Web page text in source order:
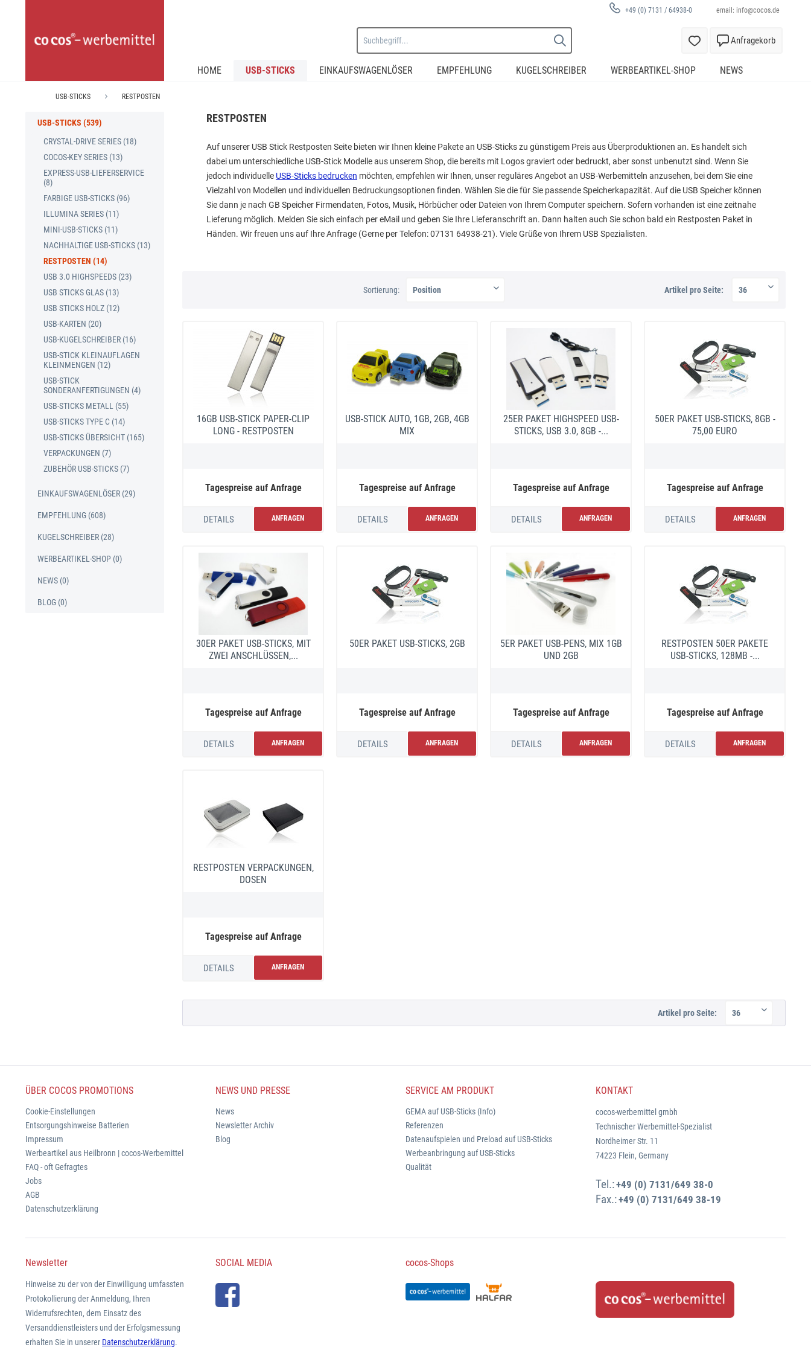
email: info@cocos.de
+49 (0) 7131 / 64938-0
Anfragekorb
HOME USB-STICKS EINKAUFSWAGENLÖSER EMPFEHLUNG KUGELSCHREIBER WERBEARTIKEL-SHOP NEWS
USB-STICKS RESTPOSTEN
USB-STICKS (539)
CRYSTAL-DRIVE SERIES (18)
COCOS-KEY SERIES (13)
EXPRESS-USB-LIEFERSERVICE
(8)
FARBIGE USB-STICKS (96)
ILLUMINA SERIES (11)
MINI-USB-STICKS (11)
NACHHALTIGE USB-STICKS (13)
RESTPOSTEN (14)
USB 3.0 HIGHSPEEDS (23)
USB STICKS GLAS (13)
USB STICKS HOLZ (12)
USB-KARTEN (20)
USB-KUGELSCHREIBER (16)
USB-STICK KLEINAUFLAGEN
KLEINMENGEN (12)
USB-STICK
SONDERANFERTIGUNGEN (4)
USB-STICKS METALL (55)
USB-STICKS TYPE C (14)
USB-STICKS ÜBERSICHT (165)
VERPACKUNGEN (7)
ZUBEHÖR USB-STICKS (7)
EINKAUFSWAGENLÖSER (29)
EMPFEHLUNG (608)
KUGELSCHREIBER (28)
WERBEARTIKEL-SHOP (0)
NEWS (0)
BLOG (0)
RESTPOSTEN
Auf unserer USB Stick Restposten Seite bieten wir Ihnen kleine Pakete an USB-Sticks zu günstigem Preis aus Überproduktionen an. Es handelt sich
dabei um unterschiedliche USB-Stick Modelle aus unserem Shop, die bereits mit Logos graviert oder bedruckt, aber sonst unbenutzt sind. Wenn Sie
jedoch individuelle USB-Sticks bedrucken möchten, empfehlen wir Ihnen, unser reguläres Angebot an USB-Werbemitteln anzusehen, bei dem Sie eine
Vielzahl von Modellen und individuellen Bedruckungsoptionen finden. Wählen Sie die für Sie passende Speicherkapazität. Auf die USB Speicher können
Sie dann je nach GB Speicher Firmendaten, Fotos, Musik, Hörbücher oder Dateien von Ihrem Computer speichern. Sofern vorhanden ist eine zeitnahe
Lieferung möglich. Melden Sie sich einfach per eMail und geben Sie Ihre Lieferanschrift an. Dann halten auch Sie schon bald ein Restposten Paket in
Händen. Wir freuen uns auf Ihre Anfrage (Gerne per Telefon: 07131 64938-21). Viele Grüße von Ihrem USB Spezialisten.
Sortierung: Artikel pro Seite:
16GB USB-STICK PAPER-CLIP
LONG - RESTPOSTEN
Tagespreise auf Anfrage
DETAILS ANFRAGEN
USB-STICK AUTO, 1GB, 2GB, 4GB
MIX
Tagespreise auf Anfrage
DETAILS ANFRAGEN
25ER PAKET HIGHSPEED USB-
STICKS, USB 3.0, 8GB -...
Tagespreise auf Anfrage
DETAILS ANFRAGEN
50ER PAKET USB-STICKS, 8GB -
75,00 EURO
Tagespreise auf Anfrage
DETAILS ANFRAGEN
30ER PAKET USB-STICKS, MIT
ZWEI ANSCHLÜSSEN,...
Tagespreise auf Anfrage
DETAILS ANFRAGEN
50ER PAKET USB-STICKS, 2GB
Tagespreise auf Anfrage
DETAILS ANFRAGEN
5ER PAKET USB-PENS, MIX 1GB
UND 2GB
Tagespreise auf Anfrage
DETAILS ANFRAGEN
RESTPOSTEN 50ER PAKETE
USB-STICKS, 128MB -...
Tagespreise auf Anfrage
DETAILS ANFRAGEN
RESTPOSTEN VERPACKUNGEN,
DOSEN
Tagespreise auf Anfrage
DETAILS ANFRAGEN
Artikel pro Seite:
ÜBER COCOS PROMOTIONS
Cookie-Einstellungen
Entsorgungshinweise Batterien
Impressum
Werbeartikel aus Heilbronn | cocos-Werbemittel
FAQ - oft Gefragtes
Jobs
AGB
Datenschutzerklärung
NEWS UND PRESSE
News
Newsletter Archiv
Blog
SERVICE AM PRODUKT
GEMA auf USB-Sticks (Info)
Referenzen
Datenaufspielen und Preload auf USB-Sticks
Werbeanbringung auf USB-Sticks
Qualität
KONTAKT
cocos-werbemittel gmbh
Technischer Werbemittel-Spezialist
Nordheimer Str. 11
74223 Flein, Germany
Tel.:+49 (0) 7131/649 38-0
Fax.:+49 (0) 7131/649 38-19
Newsletter
Hinweise zu der von der Einwilligung umfassten
Protokollierung der Anmeldung, Ihren
Widerrufsrechten, dem Einsatz des
Versanddienstleisters und der Erfolgsmessung
erhalten Sie in unserer Datenschutzerklärung.
SOCIAL MEDIA cocos-Shops